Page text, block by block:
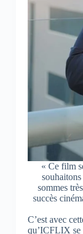
« Ce film
sommes
succès
C’est avec
qu’ICFLIX se